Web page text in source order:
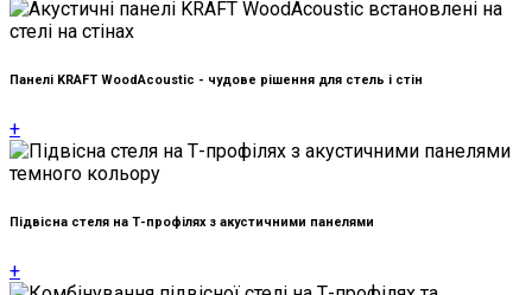
Панелі KRAFT WoodAcoustic - чудове рішення для стель і стін
+
Підвісна стеля на Т-профілях з акустичними панелями
+